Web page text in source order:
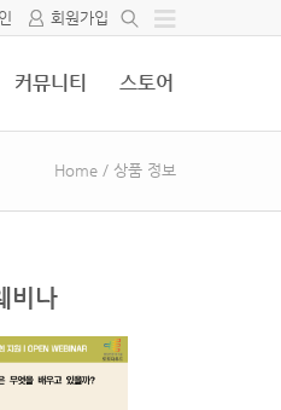
회원가입
커뮤니티 스토어
Home / 상품 정보
비나